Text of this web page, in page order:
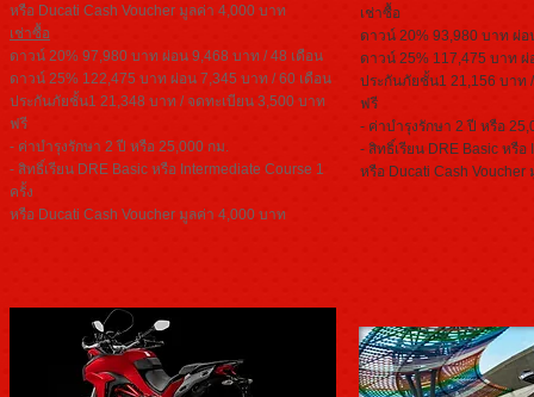
หรือ Ducati Cash Voucher มูลค่า 4,000 บาท
เช่าซื้อ
ดาวน์ 20% 97,980 บาท ผ่อน 9,468 บาท / 48 เดือน
ดาวน์ 25% 122,475 บาท ผ่อน 7,345 บาท / 60 เดือน
ประกันภัยชั้น1 21,348 บาท / จดทะเบียน 3,500 บาท
ฟรี
- ค่าบำรุงรักษา 2 ปี หรือ 25,000 กม.
- สิทธิ์เรียน DRE Basic หรือ Intermediate Course 1
ครั้ง
หรือ Ducati Cash Voucher มูลค่า 4,000 บาท
เช่าซื้อ
ดาวน์ 20% 93,980 บาท ผ่
ดาวน์ 25% 117,475 บาท ผ่
ประกันภัยชั้น1 21,156 บาท
ฟรี
- ค่าบำรุงรักษา 2 ปี หรือ
- สิทธิ์เรียน DRE Basic หรื
หรือ Ducati Cash